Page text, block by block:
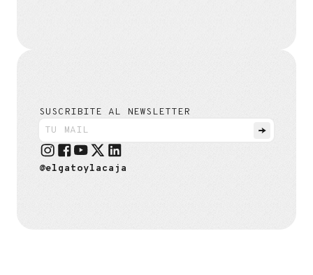
SUSCRIBITE AL NEWSLETTER
@elgatoylacaja